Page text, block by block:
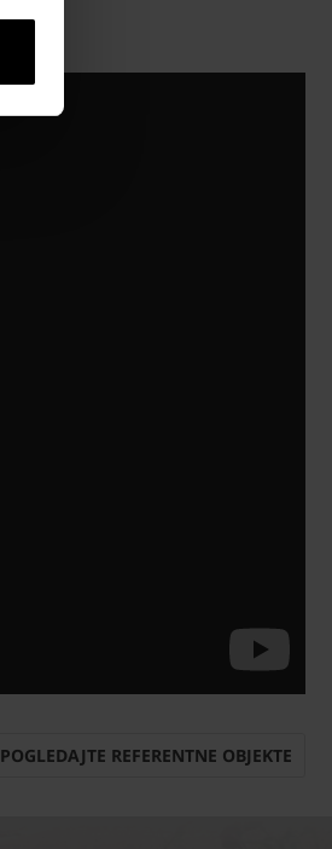
POGLEDAJTE REFERENTNE OBJEKTE